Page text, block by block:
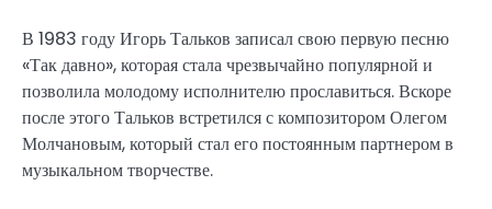
В 1983 году Игорь Тальков записал свою первую песню
«Так давно», которая стала чрезвычайно популярной и
позволила молодому исполнителю прославиться. Вскоре
после этого Тальков встретился с композитором Олегом
Молчановым, который стал его постоянным партнером в
музыкальном творчестве.